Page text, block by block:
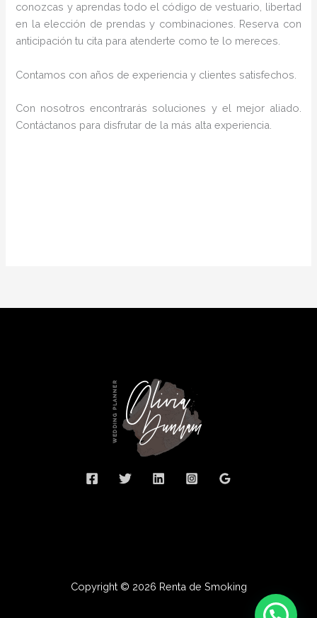
conozcas y aprendas todo el código de vestuario, libertad
en la elección de prendas y combinaciones. Reserva con
anticipación tu cita para atenderte como te lo mereces.
Contamos con años de experiencia y clientes satisfechos.
Con nosotros encontrarás soluciones y el mejor aliado.
Contáctanos para disfrutar de la más alta experiencia.
Copyright © 2026 Renta de Smoking